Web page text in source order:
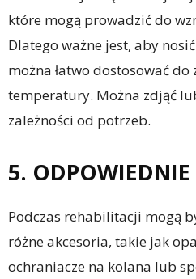
które mogą prowadzić do
Dlatego ważne jest, aby
można łatwo dostosować
temperatury. Można zdjąć
zależności od potrzeb.
5.
Podczas rehabilitacji mogą
różne akcesoria, takie jak
ochraniacze na kolana lub